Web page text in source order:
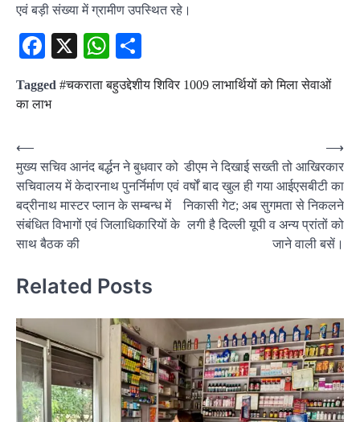
एवं बड़ी संख्या में ग्रामीण उपस्थित रहे।
Facebook
X WhatsApp
Tagged #चकराता बहुउद्देशीय शिविर 1009 लाभार्थियों को मिला सेवाओं
का लाभ
Post
navigation
⟵
मुख्य सचिव आनंद बर्द्धन ने बुधवार को
सचिवालय में केदारनाथ पुनर्निर्माण एवं
बद्रीनाथ मास्टर प्लान के सम्बन्ध में
संबंधित विभागों एवं जिलाधिकारियों के
साथ बैठक की
डीएम ने दिखाई सख्ती तो आखिरकार
वर्षों बाद खुल ही गया आईएसबीटी का
निकासी गेट; अब सुगमता से निकलने
लगी है दिल्ली यूपी व अन्य प्रांतों को
जाने वाली बसें।
⟶
Related Posts